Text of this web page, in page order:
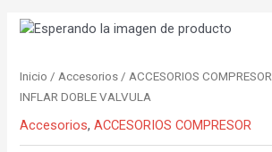
Inicio / Accesorios / ACCESORIOS COMPRESOR
INFLAR DOBLE VALVULA
Accesorios,ACCESORIOS COMPRESOR